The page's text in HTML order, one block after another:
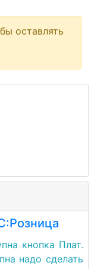
оставлять
кнопка Плат.
надо сделать